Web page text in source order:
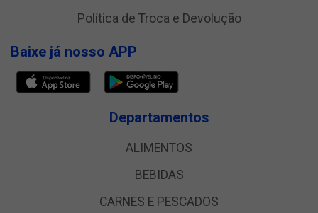
Política de Troca e Devolução
Baixe já nosso APP
Departamentos
ALIMENTOS
BEBIDAS
CARNES E PESCADOS